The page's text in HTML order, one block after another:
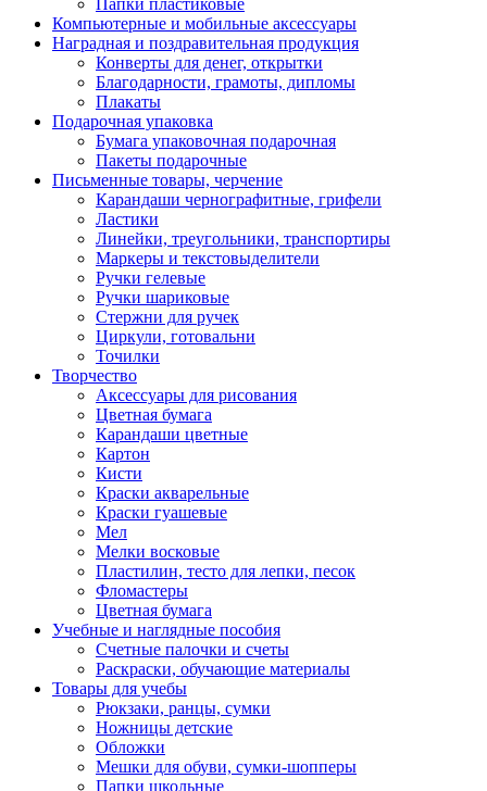
Папки пластиковые
Компьютерные и мобильные аксессуары
Наградная и поздравительная продукция
Конверты для денег, открытки
Благодарности, грамоты, дипломы
Плакаты
Подарочная упаковка
Бумага упаковочная подарочная
Пакеты подарочные
Письменные товары, черчение
Карандаши чернографитные, грифели
Ластики
Линейки, треугольники, транспортиры
Маркеры и текстовыделители
Ручки гелевые
Ручки шариковые
Стержни для ручек
Циркули, готовальни
Точилки
Творчество
Аксессуары для рисования
Цветная бумага
Карандаши цветные
Картон
Кисти
Краски акварельные
Краски гуашевые
Мел
Мелки восковые
Пластилин, тесто для лепки, песок
Фломастеры
Цветная бумага
Учебные и наглядные пособия
Счетные палочки и счеты
Раскраски, обучающие материалы
Товары для учебы
Рюкзаки, ранцы, сумки
Ножницы детские
Обложки
Мешки для обуви, сумки-шопперы
Папки школьные